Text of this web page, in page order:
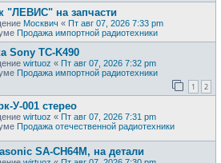
"ЛЕВИС" на запчасти
Москвич « Пт авг 07, 2026 7:33 pm
Продажа импортной радиотехники
Sony TC-K490
wirtuoz « Пт авг 07, 2026 7:32 pm
Продажа импортной радиотехники
1 2
У-001 стерео
wirtuoz « Пт авг 07, 2026 7:31 pm
Продажа отечественной радиотехники
SA-CH64M, на детали